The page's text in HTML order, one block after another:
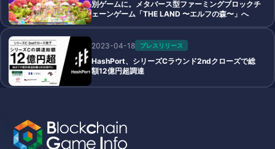
別ゲームに。メタバース型ファーミングブロックチ
ェーンゲーム「THE LAND 〜エルフの森〜」へ
2023-04-18 プレスリリース
HashPort、シリーズCラウンド2ndクローズで総
額12億円超調達